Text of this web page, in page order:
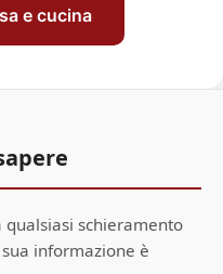
e cucina
schieramento
informazione è